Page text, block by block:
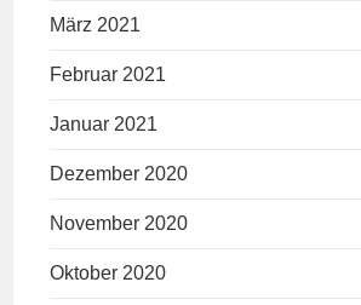
März 2021
Februar 2021
Januar 2021
Dezember 2020
November 2020
Oktober 2020